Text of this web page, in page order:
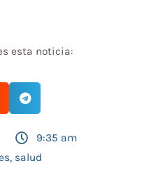
esta noticia:
9:35 am
, salud